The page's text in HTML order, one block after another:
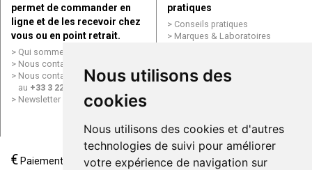
Nous utilisons des
cookies
Nous utilisons des cookies et d'autres
technologies de suivi pour améliorer
votre expérience de navigation sur
permet de commander en
ligne et de les recevoir chez
vous ou en point retrait.
Qui sommes nous ?
Nous contacter par e-mail
Nous contacter par téléphone
au +33 3 22 71 64 10
Newsletter
pratiques
Conseils pratiques
Marques & Laboratoires
Mentions légales
Données personnelles
ligne
€ Paiement
Livraison / Point retrait